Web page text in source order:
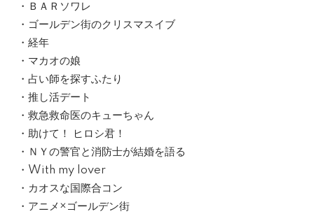
・ＢＡＲソワレ
・ゴールデン街のクリスマスイブ
・経年
・マカオの娘
・占い師を探すふたり
・推し活デート
・救急救命医のキューちゃん
・助けて！ ヒロシ君！
・ＮＹの警官と消防士が結婚を語る
・With my lover
・カオスな国際合コン
・アニメ×ゴールデン街